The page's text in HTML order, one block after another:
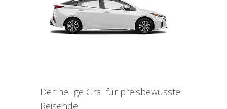
Der heilige Gral für preisbewusste
Reisende